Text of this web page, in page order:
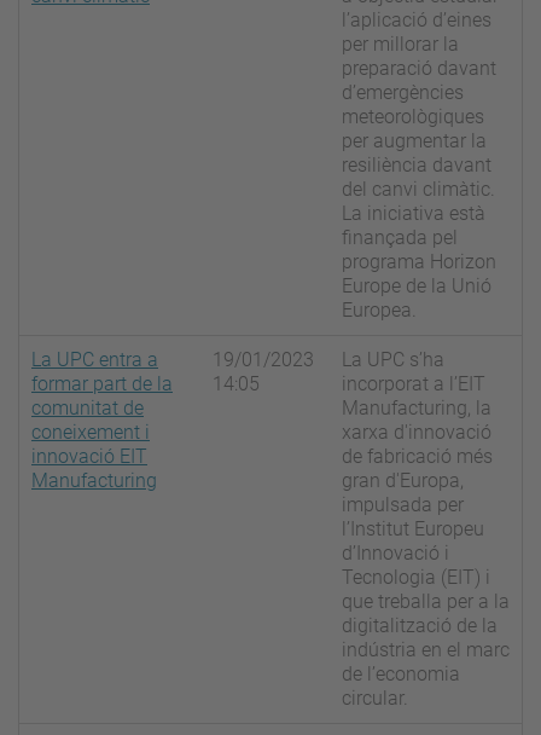
l’aplicació d’eines
per millorar la
preparació davant
d’emergències
meteorològiques
per augmentar la
resiliència davant
del canvi climàtic.
La iniciativa està
finançada pel
programa Horizon
Europe de la Unió
Europea.
La UPC entra a
formar part de la
comunitat de
coneixement i
innovació EIT
Manufacturing
19/01/2023
14:05
La UPC s’ha
incorporat a l’EIT
Manufacturing, la
xarxa d'innovació
de fabricació més
gran d'Europa,
impulsada per
l’Institut Europeu
d’Innovació i
Tecnologia (EIT) i
que treballa per a la
digitalització de la
indústria en el marc
de l’economia
circular.